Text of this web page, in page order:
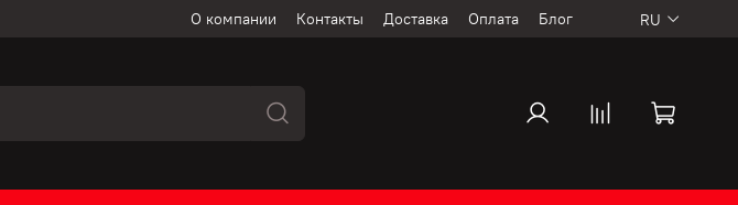
О компании Контакты Доставка Оплата Блог RU